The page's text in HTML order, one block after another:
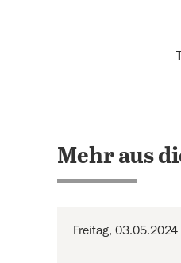
Mehr aus
Freitag, 03.05.2024